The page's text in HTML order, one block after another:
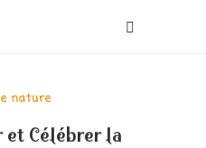
et Célébrer la